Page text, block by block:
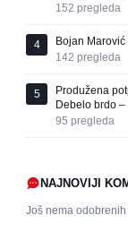
152 pregleda
4
Bojan
142 pregleda
5
Produžena
Debelo brdo –
95 pregleda
NAJNOVIJI
Još nema odobrenih